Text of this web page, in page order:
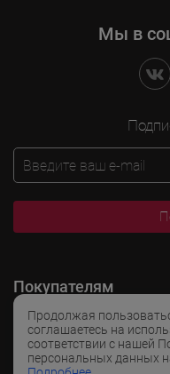
Продолжая
соглашаетесь на
соответствии с нашей
персональных данных
Мы в
Покупателям
O LADOGA Wine
Интересные разделы